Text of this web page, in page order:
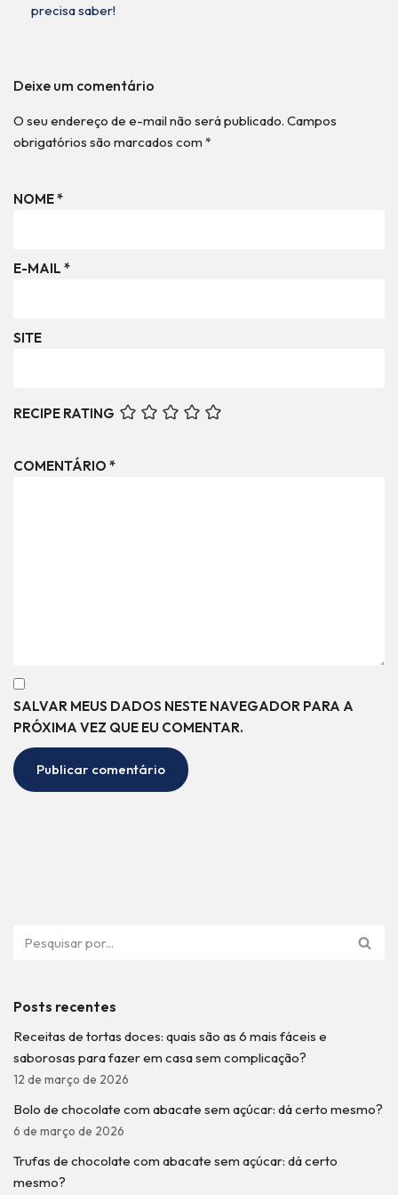
precisa saber!
Deixe um comentário
O seu endereço de e-mail não será publicado. Campos
obrigatórios são marcados com *
NOME*
E-MAIL *
SITE
RECIPE RATING
COMENTÁRIO *
SALVAR MEUS DADOS NESTE NAVEGADOR PARA A
PRÓXIMA VEZ QUE EU COMENTAR.
Posts recentes
Receitas de tortas doces: quais são as 6 mais fáceis e
saborosas para fazer em casa sem complicação?
12 de março de 2026
Bolo de chocolate com abacate sem açúcar: dá certo mesmo?
6 de março de 2026
Trufas de chocolate com abacate sem açúcar: dá certo
mesmo?